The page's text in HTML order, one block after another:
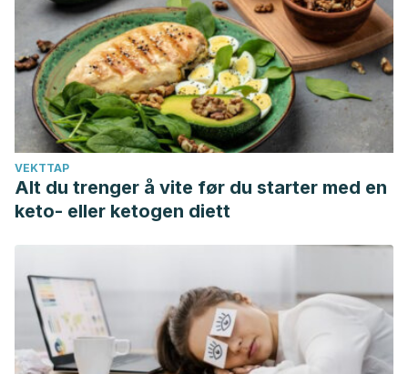
VEKTTAP
Alt du trenger å vite før du starter med en
keto- eller ketogen diett